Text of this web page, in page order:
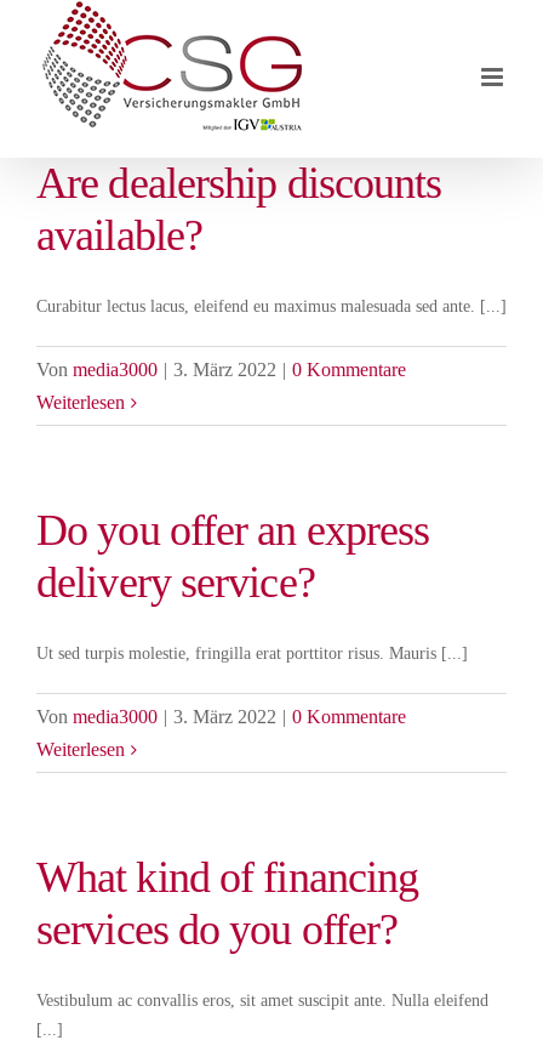
springen
Are dealership discounts
available?
Curabitur lectus lacus, eleifend eu maximus malesuada sed ante. [...]
Von media3000 | 3. März 2022 | 0 Kommentare
Weiterlesen
Do you offer an express
delivery service?
Ut sed turpis molestie, fringilla erat porttitor risus. Mauris [...]
Von media3000 | 3. März 2022 | 0 Kommentare
Weiterlesen
What kind of financing
services do you offer?
Vestibulum ac convallis eros, sit amet suscipit ante. Nulla eleifend
[...]